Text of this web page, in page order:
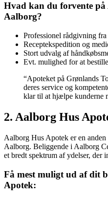
Hvad kan du forvente
Aalborg?
Professionel rådgivning fra
Receptekspedition og
Stort udvalg af
Evt. mulighed for at
“Apoteket på Grønlands
deres service og
klar til at hjælpe kunderne
2. Aalborg Hus
Aalborg Hus Apotek er en
Aalborg. Beliggende i Aalborg
et bredt spektrum af ydelser, der
Få mest muligt ud af dit
Apotek: